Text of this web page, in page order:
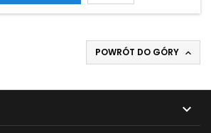
POWRÓT DO GÓRY 
